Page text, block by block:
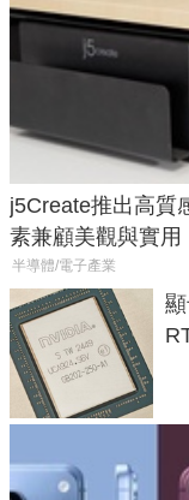
j5Create推出高質
素兼顧美觀與實用
半導體/電子產業